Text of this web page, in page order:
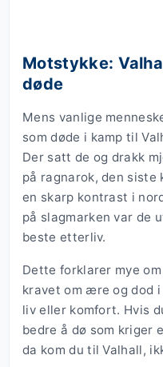
Motstykke:
døde
Mens vanlige
som døde i kamp til
Der satt de og drakk
på ragnarok, den siste
en skarp kontrast i
på slagmarken var de
beste etterliv.
Dette forklarer mye
kravet om ære og dod
liv eller komfort. Hvis
bedre å dø som kriger
da kom du til Valhall,